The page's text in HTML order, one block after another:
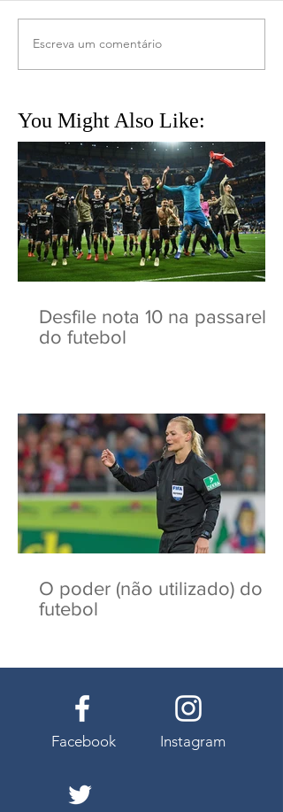
You Might Also Like:
Escreva um comentário
Desfile nota 10 na passarela
do futebol
O poder (não utilizado) do
futebol
Facebook Instagram